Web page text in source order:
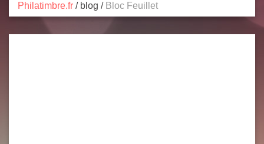
Philatimbre.fr /blog / Bloc Feuillet